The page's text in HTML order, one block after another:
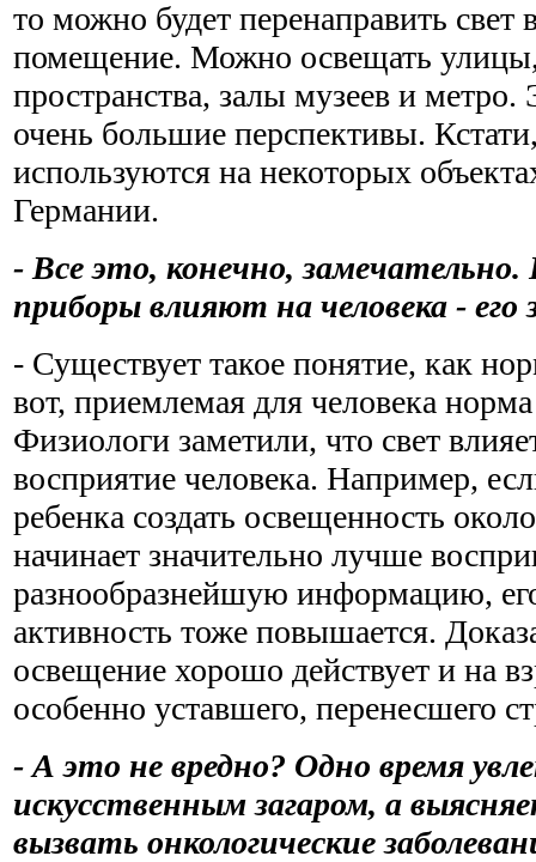
то можно будет перенаправить свет
помещение. Можно освещать
пространства, залы музеев и
очень большие перспективы.
используются на некоторых
Германии.
- Все это, конечно,
приборы влияют на человека - его
- Существует такое понятие, как
вот, приемлемая для человека
Физиологи заметили, что свет
восприятие человека. Например,
ребенка создать освещенность
начинает значительно лучше
разнообразнейшую информацию,
активность тоже повышается.
освещение хорошо действует и на
особенно уставшего, перенесшего
- А это не вредно? Одно время
искусственным загаром, а
вызвать онкологические